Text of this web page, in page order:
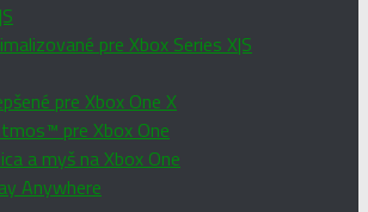
pre Xbox Series X|S
pre Xbox One X
pre Xbox One
a myš na Xbox One
Anywhere